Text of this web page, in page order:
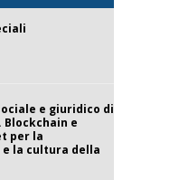
e giuridico di
Blockchain e
per la
la cultura della